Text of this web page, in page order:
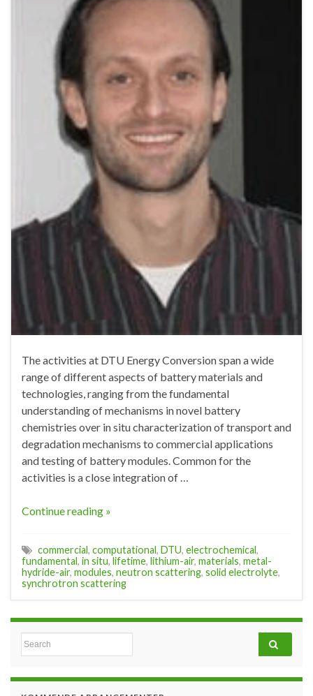
The activities at DTU Energy Conversion span a wide
range of different aspects of battery materials and
technologies, ranging from the fundamental
understanding of mechanisms in novel battery
chemistries over in situ characterization of transport and
degradation mechanisms to commercial applications
and testing of battery modules. Common for the
activities is a close integration of …
Continue reading »
commercial, computational, DTU, electrochemical,
fundamental, in situ, lifetime, lithium-air, materials, metal-
hydride-air, modules, neutron scattering, solid electrolyte,
synchrotron scattering
Search for: